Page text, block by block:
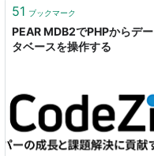
51 ブックマーク
PEAR MDB2でPHPからデー
タベースを操作する